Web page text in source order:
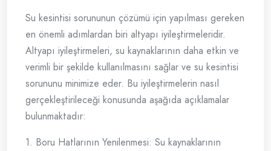
Su kesintisi sorununun çözümü için yapılması gereken
en önemli adımlardan biri altyapı iyileştirmeleridir.
Altyapı iyileştirmeleri, su kaynaklarının daha etkin ve
verimli bir şekilde kullanılmasını sağlar ve su kesintisi
sorununu minimize eder. Bu iyileştirmelerin nasıl
gerçekleştirileceği konusunda aşağıda açıklamalar
bulunmaktadır:
1. Boru Hatlarının Yenilenmesi: Su kaynaklarının